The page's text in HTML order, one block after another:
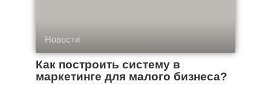
Новости
Как построить систему в
маркетинге для малого бизнеса?